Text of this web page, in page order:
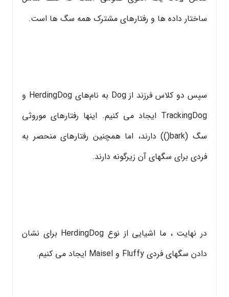
ساختار داده ها و رفتارهای مشترک همه سگ ها است.
سپس دو کلاس فرزند از Dog به نام‌های HerdingDog و
TrackingDog ایجاد می کنیم. اینها رفتارهای موروثی
سگ (bark()) دارند، اما همچنین رفتارهای منحصر به
فردی برای سگهای آن زیرگونه دارند.
در نهایت ، ما اشیایی از نوع HerdingDog برای نشان
دادن سگهای فردی Fluffy و Maisel ایجاد می کنیم.